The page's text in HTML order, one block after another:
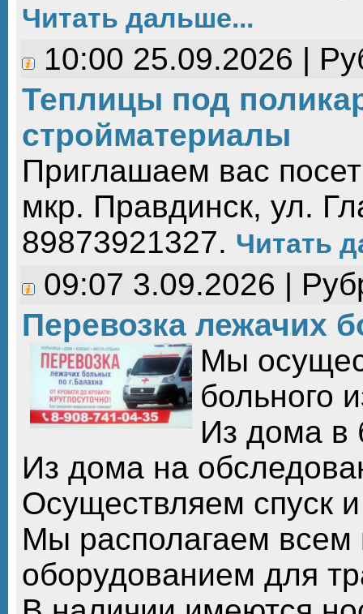
Читать дальше...
10:00 25.09.2026 |
Теплицы под
стройматериалы
Приглашаем вас
мкр. Правдинск, ул.
89873921327. Читать
09:07 3.09.2026 |
Перевозка лежачих
Мы
больного
Из дома в
Из дома на
Осуществляем спуск
Мы располагаем
оборудованием для